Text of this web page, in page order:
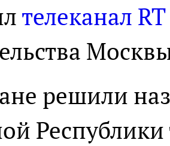
телеканал RT
решили